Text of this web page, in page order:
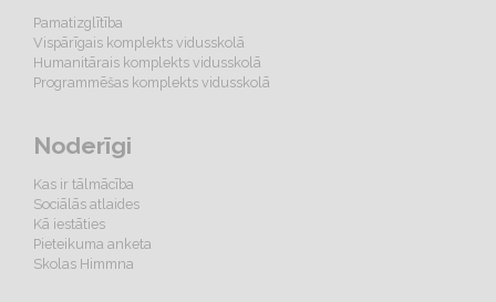
Pamatizglītība
Vispārīgais komplekts vidusskolā
Humanitārais komplekts vidusskolā
Programmēšas komplekts vidusskolā
Noderīgi
Kas ir tālmācība
Sociālās atlaides
Kā iestāties
Pieteikuma anketa
Skolas Himmna